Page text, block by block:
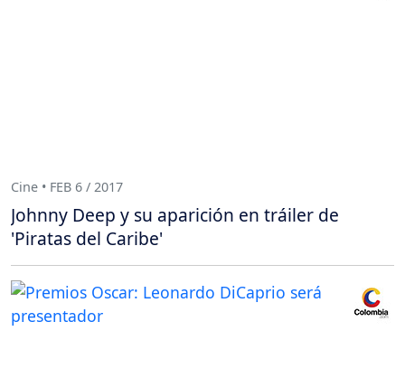
Cine • FEB 6 / 2017
Johnny Deep y su aparición en tráiler de
'Piratas del Caribe'